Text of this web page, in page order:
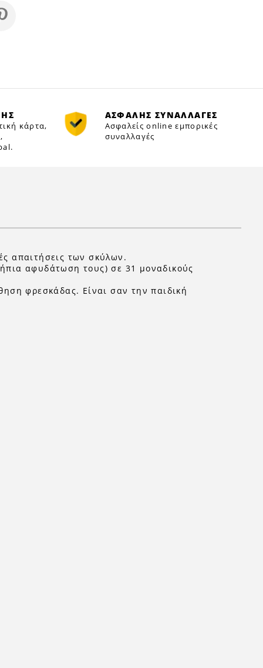
κάρτα,
ΑΣΦΑΛΗΣ ΣΥΝΑΛΛΑΓΕΣ
Ασφαλείς online εμπορικές
συναλλαγές
απαιτήσεις των σκύλων.
αφυδάτωση τους) σε 31 μοναδικούς
φρεσκάδας. Είναι σαν την παιδική